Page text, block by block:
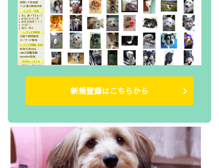
新規登録はこちらから